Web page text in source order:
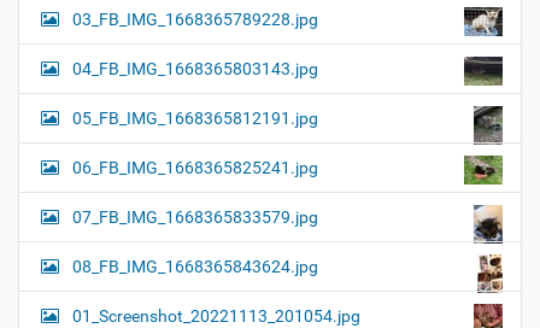
03_FB_IMG_1668365789228.jpg
04_FB_IMG_1668365803143.jpg
05_FB_IMG_1668365812191.jpg
06_FB_IMG_1668365825241.jpg
07_FB_IMG_1668365833579.jpg
08_FB_IMG_1668365843624.jpg
01_Screenshot_20221113_201054.jpg